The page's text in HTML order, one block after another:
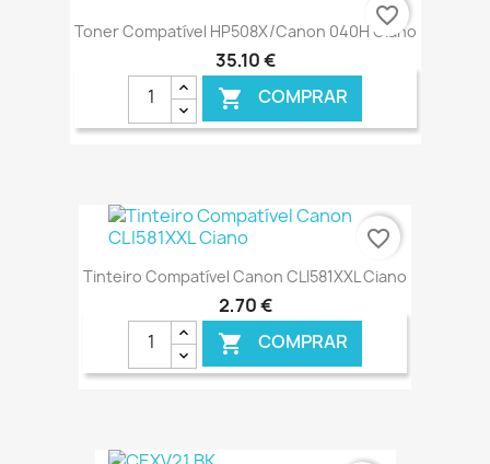
Toner Compatível HP508X/Canon 040H Ciano
35,10 €
 COMPRAR
€ ONLINE
favorite_border
Tinteiro Compatível Canon CLI581XXL Ciano
2,70 €
 COMPRAR
favorite_border